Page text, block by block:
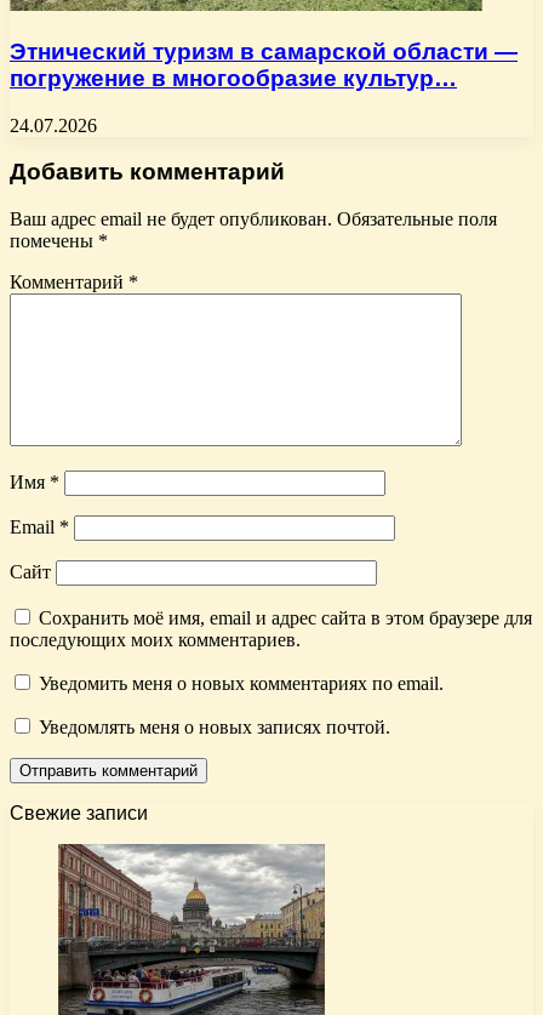
Этнический туризм в самарской области —
погружение в многообразие культур…
24.07.2026
Добавить комментарий
Ваш адрес email не будет опубликован. Обязательные поля
помечены *
Комментарий *
Имя *
Email *
Сайт
Сохранить моё имя, email и адрес сайта в этом браузере для
последующих моих комментариев.
Уведомить меня о новых комментариях по email.
Уведомлять меня о новых записях почтой.
Свежие записи